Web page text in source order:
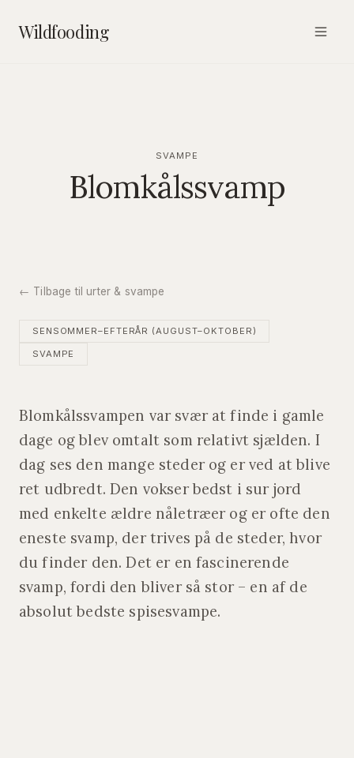
Wildfooding
SVAMPE
Blomkålssvamp
← Tilbage til urter & svampe
SENSOMMER–EFTERÅR (AUGUST–OKTOBER)
SVAMPE
Blomkålssvampen var svær at finde i gamle
dage og blev omtalt som relativt sjælden. I
dag ses den mange steder og er ved at blive
ret udbredt. Den vokser bedst i sur jord
med enkelte ældre nåletræer og er ofte den
eneste svamp, der trives på de steder, hvor
du finder den. Det er en fascinerende
svamp, fordi den bliver så stor – en af de
absolut bedste spisesvampe.